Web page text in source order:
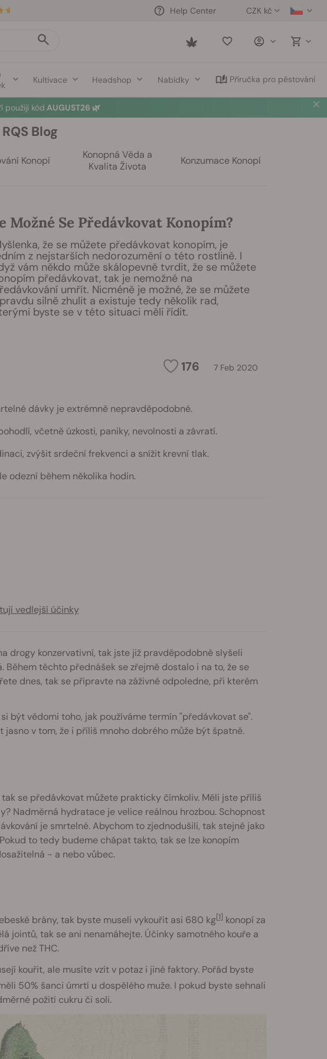
CZK kč
Help Center
Saved
Kultivace Headshop Nabídky Příručka pro pěstování
použijí kód AUGUST26 🌿
Blog
Konopí
Konopná Věda a
Kvalita Života
Konzumace Konopí
Možné Se Předávkovat Konopím?
že se můžete předávkovat konopím, je
z nejstarších nedorozumění o této rostlině. I
vám někdo může skálopevně tvrdit, že se můžete
předávkovat, tak je nemožné na
umřít. Nicméně je možné, že se můžete
silně zhulit a existuje tedy několik rad,
byste se v této situaci měli řídit.
176 7 Feb 2020
dávky je extrémně nepravděpodobné.
včetně úzkosti, paniky, nevolnosti a závratí.
zvýšit srdeční frekvenci a snížit krevní tlak.
odezní během několika hodin.
vedlejší účinky
drogy konzervativní, tak jste již pravděpodobně slyšeli
těchto přednášek se zřejmě dostalo i na to, že se
dnes, tak se připravte na záživné odpoledne, při kterém
být vědomi toho, jak používáme termín "předávkovat se".
v tom, že i příliš mnoho dobrého může být špatně.
se předávkovat můžete prakticky čímkoliv. Měli jste příliš
Nadměrná hydratace je velice reálnou hrozbou. Schopnost
je smrtelné. Abychom to zjednodušili, tak stejně jako
to tedy budeme chápat takto, tak se lze konopím
- a nebo vůbec.
brány, tak byste museli vykouřit asi 680 kg[1] konopí za
jointů, tak se ani nenamáhejte. Účinky samotného kouře a
než THC.
kouřit, ale musíte vzít v potaz i jiné faktory. Pořád byste
50% šanci úmrtí u dospělého muže. I pokud byste sehnali
požití cukru či soli.